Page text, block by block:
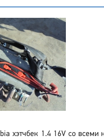
хэтчбек 1.4 16V со всеми